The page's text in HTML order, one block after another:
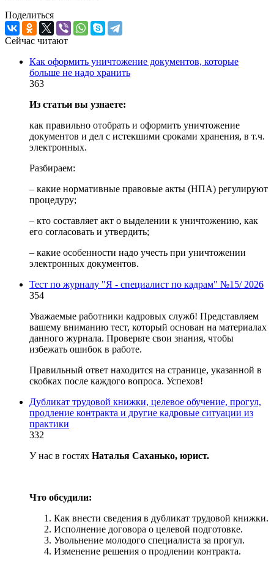
Поделиться
Сейчас читают
Как оформить уничтожение документов, которые
больше не надо хранить
363
Из статьи вы узнаете:
как правильно отобрать и оформить уничтожение
документов и дел с истекшими сроками хранения, в т.ч.
электронных.
Разбираем:
– какие нормативные правовые акты (НПА) регулируют
процедуру;
– кто составляет акт о выделении к уничтожению, как
его согласовать и утвердить;
– какие особенности надо учесть при уничтожении
электронных документов.
Тест по журналу "Я - специалист по кадрам" №15/ 2026
354
Уважаемые работники кадровых служб! Представляем
вашему вниманию тест, который основан на материалах
данного журнала. Проверьте свои знания, чтобы
избежать ошибок в работе.
Правильный ответ находится на странице, указанной в
скобках после каждого вопроса. Успехов!
Дубликат трудовой книжки, целевое обучение, прогул,
продление контракта и другие кадровые ситуации из
практики
332
У нас в гостях Наталья Саханько, юрист.
Что обсудили:
Как внести сведения в дубликат трудовой книжки.
Исполнение договора о целевой подготовке.
Увольнение молодого специалиста за прогул.
Изменение решения о продлении контракта.